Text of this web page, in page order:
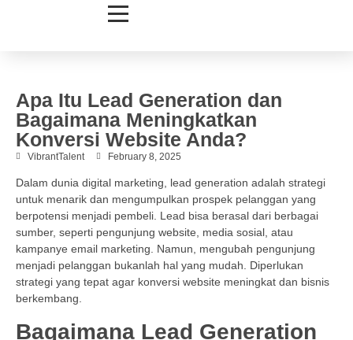
Apa Itu Lead Generation dan
Bagaimana Meningkatkan
Konversi Website Anda?
VibrantTalent February 8, 2025
Dalam dunia digital marketing, lead generation adalah strategi
untuk menarik dan mengumpulkan prospek pelanggan yang
berpotensi menjadi pembeli. Lead bisa berasal dari berbagai
sumber, seperti pengunjung website, media sosial, atau
kampanye email marketing. Namun, mengubah pengunjung
menjadi pelanggan bukanlah hal yang mudah. Diperlukan
strategi yang tepat agar konversi website meningkat dan bisnis
berkembang.
Bagaimana Lead Generation